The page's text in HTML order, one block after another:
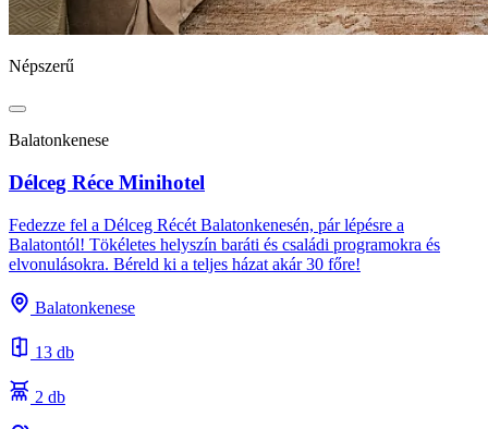
Népszerű
Balatonkenese
Délceg Réce Minihotel
Fedezze fel a Délceg Récét Balatonkenesén, pár lépésre a
Balatontól! Tökéletes helyszín baráti és családi programokra és
elvonulásokra. Béreld ki a teljes házat akár 30 főre!
Balatonkenese
13 db
2 db